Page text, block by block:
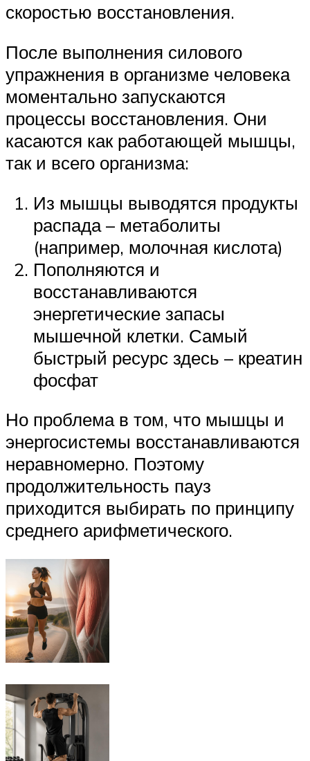
скоростью восстановления.
После выполнения силового
упражнения в организме человека
моментально запускаются
процессы восстановления. Они
касаются как работающей мышцы,
так и всего организма:
Из мышцы выводятся продукты
распада – метаболиты
(например, молочная кислота)
Пополняются и
восстанавливаются
энергетические запасы
мышечной клетки. Самый
быстрый ресурс здесь – креатин
фосфат
Но проблема в том, что мышцы и
энергосистемы восстанавливаются
неравномерно. Поэтому
продолжительность пауз
приходится выбирать по принципу
среднего арифметического.